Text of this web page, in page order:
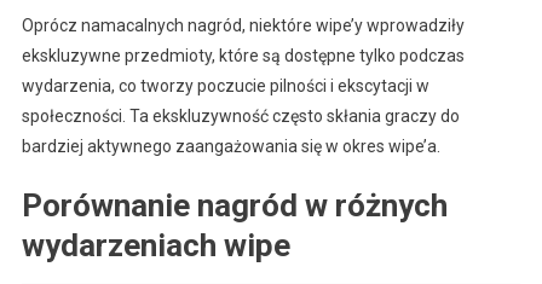
Oprócz namacalnych nagród, niektóre wipe’y wprowadziły
ekskluzywne przedmioty, które są dostępne tylko podczas
wydarzenia, co tworzy poczucie pilności i ekscytacji w
społeczności. Ta ekskluzywność często skłania graczy do
bardziej aktywnego zaangażowania się w okres wipe’a.
Porównanie nagród w różnych
wydarzeniach wipe